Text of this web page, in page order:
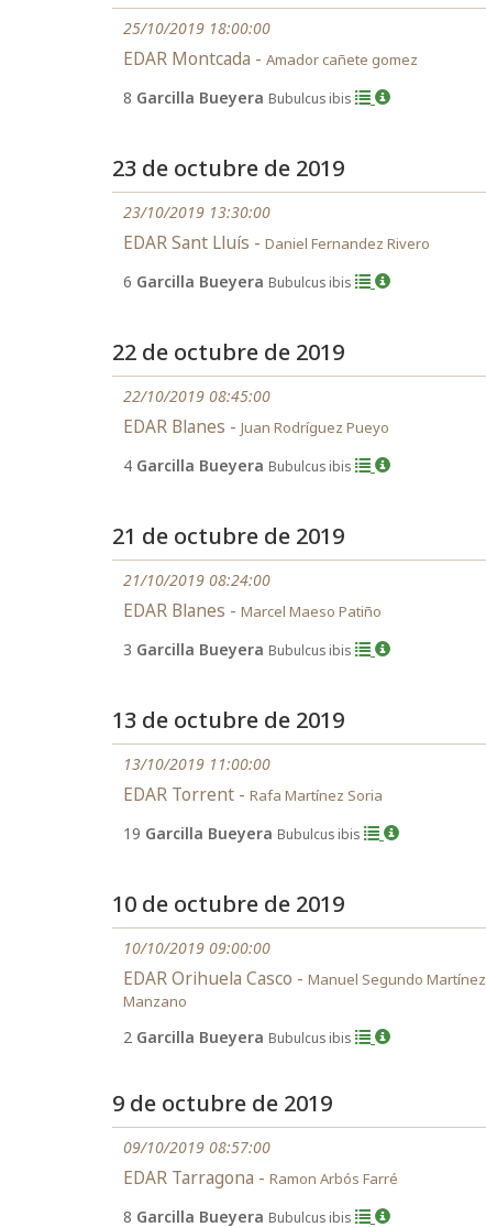
25/10/2019 18:00:00
EDAR Montcada - Amador cañete gomez
8 Garcilla Bueyera Bubulcus ibis
23 de octubre de 2019
23/10/2019 13:30:00
EDAR Sant Lluís - Daniel Fernandez Rivero
6 Garcilla Bueyera Bubulcus ibis
22 de octubre de 2019
22/10/2019 08:45:00
EDAR Blanes - Juan Rodríguez Pueyo
4 Garcilla Bueyera Bubulcus ibis
21 de octubre de 2019
21/10/2019 08:24:00
EDAR Blanes - Marcel Maeso Patiño
3 Garcilla Bueyera Bubulcus ibis
13 de octubre de 2019
13/10/2019 11:00:00
EDAR Torrent - Rafa Martínez Soria
19 Garcilla Bueyera Bubulcus ibis
10 de octubre de 2019
10/10/2019 09:00:00
EDAR Orihuela Casco - Manuel Segundo Martínez
Manzano
2 Garcilla Bueyera Bubulcus ibis
9 de octubre de 2019
09/10/2019 08:57:00
EDAR Tarragona - Ramon Arbós Farré
8 Garcilla Bueyera Bubulcus ibis